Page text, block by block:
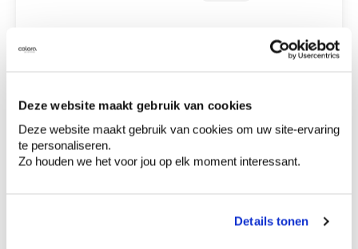
Deze website maakt gebruik van cookies
Deze website maakt gebruik van cookies om uw site-ervaring
te personaliseren.
Zo houden we het voor jou op elk moment interessant.
Details tonen
Voeg toe aan winkelmandje
Bezorgopties
Levering aan huis
Besteld op weekdagen (ma-vr), binnen 2 à 3